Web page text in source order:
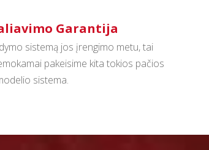
Garantija
sistemą jos įrengimo metu, tai
pakeisime kita tokios pačios
sistema.